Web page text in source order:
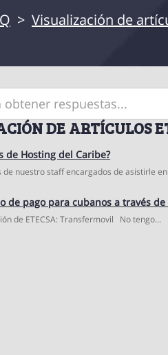
> Visualización de
DE ARTÍCULOS
de Hosting del Caribe?
nuestro staff encargados de asistirle
de pago para cubanos a través
de ETECSA: Transfermovil No tengo...